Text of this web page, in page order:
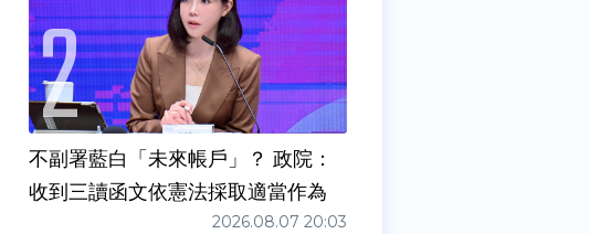
不副署藍白「未來帳戶」？ 政院：
收到三讀函文依憲法採取適當作為
2026.08.07 20:03